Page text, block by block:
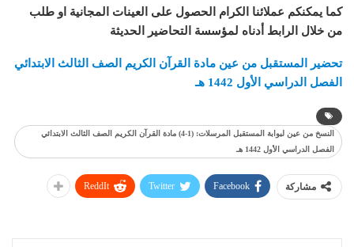
كما يمكنكم عملائنا الكرام الحصول على العينات المجانية او طلب
من خلال الرابط أدناه لمؤسسة التحاضير الحديثة
تحضير المستقبل من عين مادة القرآن الكريم الصف الثالث الابتدائي
الفصل الدراسي الأول 1442 هـ
النسخ من عين لبوابة المستقبل المرسلات: (1-4) مادة القرآن الكريم الصف الثالث الابتدائي
الفصل الدراسي الأول 1442 هـ
مشاركة Facebook
Twitter
ReddIt